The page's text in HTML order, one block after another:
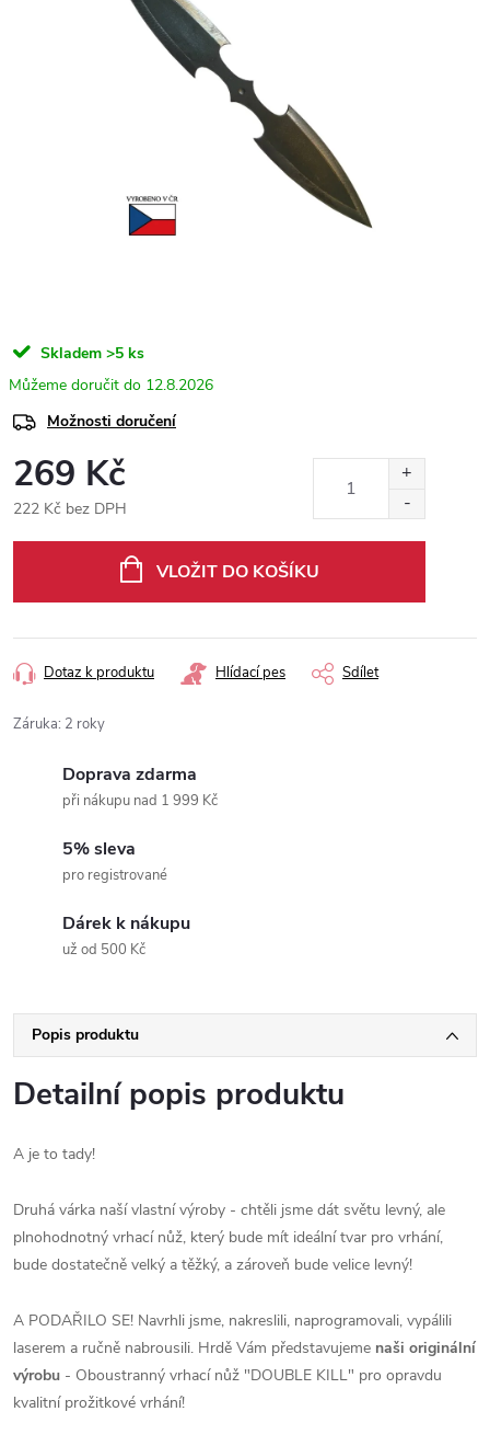
Skladem >5 ks
12.8.2026
Možnosti doručení
269 Kč
222 Kč bez DPH
VLOŽIT DO KOŠÍKU
Dotaz k produktu Hlídací pes Sdílet
Záruka: 2 roky
Doprava zdarma
při nákupu nad 1 999 Kč
5% sleva
pro registrované
Dárek k nákupu
už od 500 Kč
Popis produktu
Detailní popis produktu
A je to tady!
Druhá várka naší vlastní výroby - chtěli jsme dát světu levný, ale
plnohodnotný vrhací nůž, který bude mít ideální tvar pro vrhání,
bude dostatečně velký a těžký, a zároveň bude velice levný!
A PODAŘILO SE! Navrhli jsme, nakreslili, naprogramovali, vypálili
laserem a ručně nabrousili. Hrdě Vám představujeme naši originální
výrobu - Oboustranný vrhací nůž "DOUBLE KILL" pro opravdu
kvalitní prožitkové vrhání!